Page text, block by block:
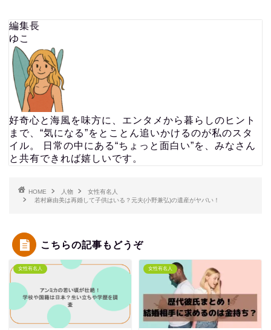
編集長
ゆこ
好奇心と海風を味方に、エンタメから暮らしのヒント
まで、“気になる”をとことん追いかけるのが私のスタ
イル。 日常の中にある“ちょっと面白い”を、みなさん
と共有できれば嬉しいです。
HOME 人物
女性有名人
若村麻由美は再婚して子供はいる？元夫(小野兼弘)の遺産がヤバい！
こちらの記事もどうぞ
女性有名人 女性有名人